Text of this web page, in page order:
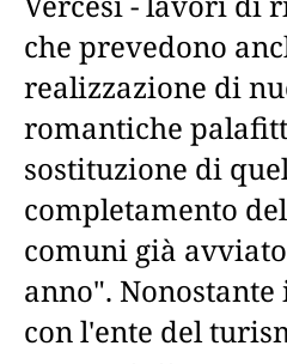
che prevedono
realizzazione di
romantiche
sostituzione di
completamento
comuni già
anno".
con l'ente del